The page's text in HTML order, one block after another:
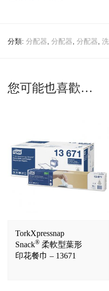
分類: 分配器 分配器 分配器
您可能也喜歡…
TorkXpressnap
Snack® 柔軟型葉形
印花餐巾 – 13671